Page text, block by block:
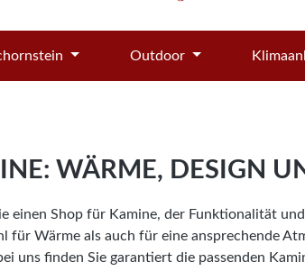
Outdoor
WÄRME, DESIGN
einen Shop für Kamine, der Funktionalität
für Wärme als auch für eine ansprechende
uns finden Sie garantiert die passenden